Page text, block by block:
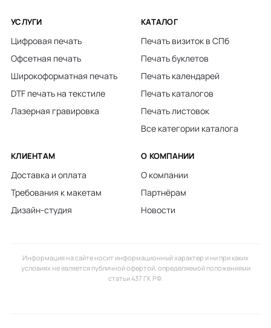
УСЛУГИ
Цифровая печать
Офсетная печать
Широкоформатная печать
DTF печать на текстиле
Лазерная гравировка
КАТАЛОГ
Печать визиток в СПб
Печать буклетов
Печать календарей
Печать каталогов
Печать листовок
Все категории каталога
КЛИЕНТАМ
Доставка и оплата
Требования к макетам
Дизайн-студия
О КОМПАНИИ
О компании
Партнёрам
Новости
Информация на сайте носит информационный характер и ни при каких
условиях не является публичной офертой, определяемой положениями
статьи 437 ГК РФ.